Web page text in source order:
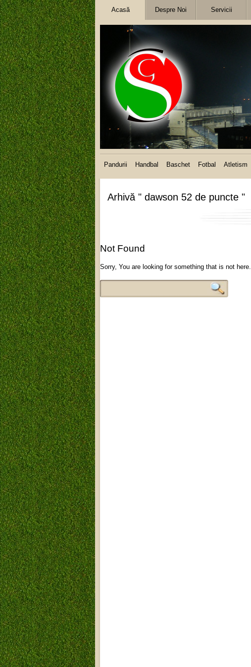
Acasă Despre Noi Servicii
Pandurii Handbal Baschet Fotbal Atletism
Arhivă " dawson 52 de puncte "
Not Found
Sorry, You are looking for something that is not here.